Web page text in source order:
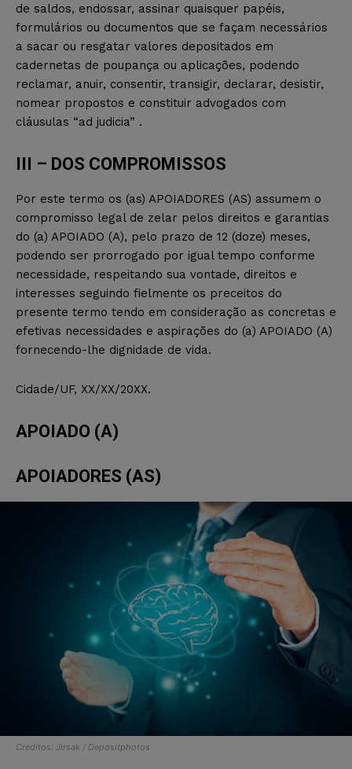
de saldos, endossar, assinar quaisquer papéis,
formulários ou documentos que se façam necessários
a sacar ou resgatar valores depositados em
cadernetas de poupança ou aplicações, podendo
reclamar, anuir, consentir, transigir, declarar, desistir,
nomear propostos e constituir advogados com
cláusulas “ad judicia” .
III – DOS COMPROMISSOS
Por este termo os (as) APOIADORES (AS) assumem o
compromisso legal de zelar pelos direitos e garantias
do (a) APOIADO (A), pelo prazo de 12 (doze) meses,
podendo ser prorrogado por igual tempo conforme
necessidade, respeitando sua vontade, direitos e
interesses seguindo fielmente os preceitos do
presente termo tendo em consideração as concretas e
efetivas necessidades e aspirações do (a) APOIADO (A)
fornecendo-lhe dignidade de vida.
Cidade/UF, XX/XX/20XX.
APOIADO (A)
APOIADORES (AS)
Créditos: Jirsak / Depositphotos